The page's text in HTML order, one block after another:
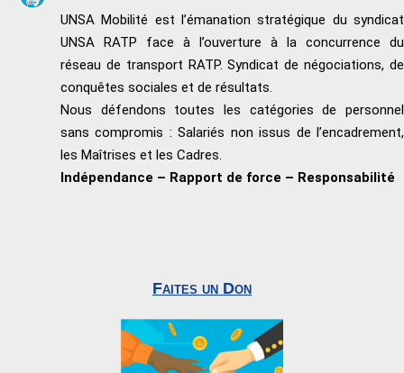
UNSA Mobilité est l’émanation stratégique du syndicat
UNSA RATP face à l’ouverture à la concurrence du
réseau de transport RATP. Syndicat de négociations, de
conquêtes sociales et de résultats.
Nous défendons toutes les catégories de personnel
sans compromis : Salariés non issus de l’encadrement,
les Maîtrises et les Cadres.
Indépendance – Rapport de force – Responsabilité
Faites un Don